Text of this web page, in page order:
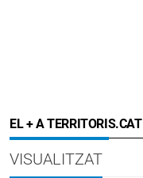
EL + A TERRITORIS.CAT
VISUALITZAT